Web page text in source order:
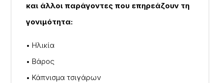
και άλλοι παράγοντες που επηρεάζουν τη
γονιμότητα:
• Ηλικία
• Βάρος
• Κάπνισμα τσιγάρων